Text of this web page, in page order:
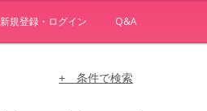
新規登録・ログイン Q&A
+ 条件で検索